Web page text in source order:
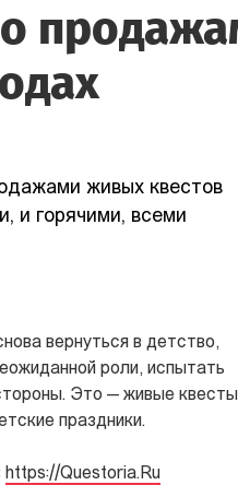
живых квестов
и горячими, всеми
вернуться в детство,
роли, испытать
Это — живые квесты
праздники.
https://Questoria.Ru